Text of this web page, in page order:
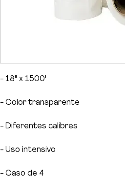
- 18" x 1500'
- Color transparente
- Diferentes calibres
- Uso intensivo
- Caso de 4